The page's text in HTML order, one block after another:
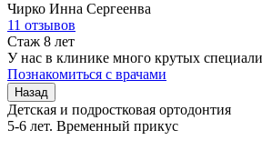
Чирко Инна Сергеенва
11 отзывов
Стаж 8 лет
У нас в клинике много крутых
Познакомиться с врачами
Назад
Детская и подростковая ортодонтия
5-6 лет. Временный прикус